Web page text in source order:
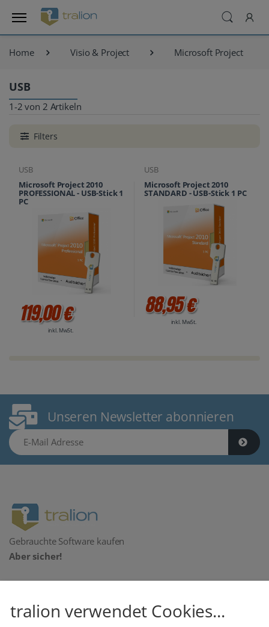
Home Visio & Project Microsoft Project
USB
1-2 von 2 Artikeln
Filters
USB
Microsoft Project 2010
PROFESSIONAL - USB-Stick 1
PC
119,00 €
inkl. MwSt.
USB
Microsoft Project 2010
STANDARD - USB-Stick 1 PC
88,95 €
inkl. MwSt.
Unseren Newsletter abonnieren
E-Mail Adresse
Gebrauchte Software kaufen
Aber sicher!
Klaus-Kordel-Straße 4
54296 Trier
tralion verwendet Cookies...